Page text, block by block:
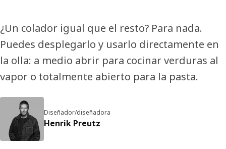
¿Un colador igual que el resto? Para nada.
Puedes desplegarlo y usarlo directamente en
la olla: a medio abrir para cocinar verduras al
vapor o totalmente abierto para la pasta.
Diseñador/diseñadora
Henrik Preutz